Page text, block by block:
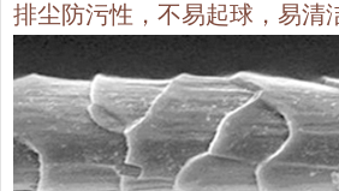
排尘防污性，不易起球，易清